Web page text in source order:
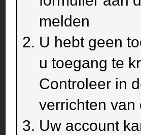
melden
U hebt geen
u toegang te
Controleer in
verrichten
Uw account